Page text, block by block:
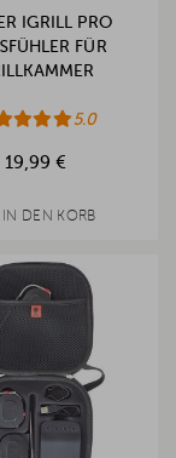
IGRILL PRO
FÜR
5.0
19,99 €
IN DEN KORB